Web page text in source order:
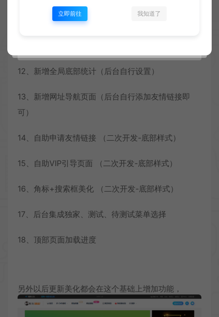
10、新增导航毛玻璃特效（后台自行开关）
12、新增全局底部统计（后台自行设置）
13、新增网址导航页面（后台自行添加友情链接即
可）
14、自助申请友情链接 （二次开发-底部样式）
15、自助VIP引导页面 （二次开发-底部样式）
16、角标+搜索框美化 （二次开发-底部样式）
17、后台集成独家、测试、待测试菜单选择
18、顶部页面加载进度
另外以后更新美化都会在这个基础上增加功能，
立即前往 我知道了